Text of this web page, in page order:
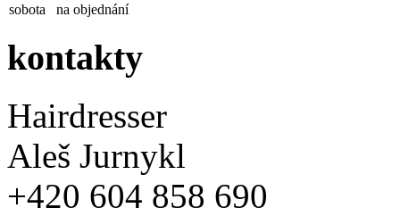
sobota
na objednání
kontakty
Hairdresser
Aleš Jurnykl
+420 604 858 690